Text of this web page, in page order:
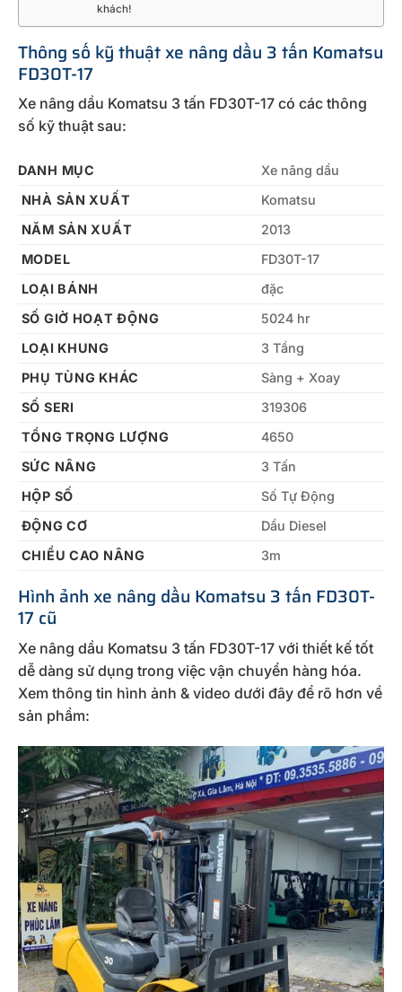
khách!
Thông số kỹ thuật xe nâng dầu 3 tấn Komatsu
FD30T-17
Xe nâng dầu Komatsu 3 tấn FD30T-17 có các thông
số kỹ thuật sau:
DANH MỤC
Xe nâng dầu
NHÀ SẢN XUẤT
Komatsu
NĂM SẢN XUẤT
2013
MODEL
FD30T-17
LOẠI BÁNH
đặc
SỐ GIỜ HOẠT ĐỘNG
5024 hr
LOẠI KHUNG
3 Tầng
PHỤ TÙNG KHÁC
Sàng + Xoay
SỐ SERI
319306
TỔNG TRỌNG LƯỢNG
4650
SỨC NÂNG
3 Tấn
HỘP SỐ
Số Tự Động
ĐỘNG CƠ
Dầu Diesel
CHIỀU CAO NÂNG
3m
Hình ảnh xe nâng dầu Komatsu 3 tấn FD30T-
17 cũ
Xe nâng dầu Komatsu 3 tấn FD30T-17 với thiết kế tốt
dễ dàng sử dụng trong việc vận chuyển hàng hóa.
Xem thông tin hình ảnh & video dưới đây để rõ hơn về
sản phẩm: